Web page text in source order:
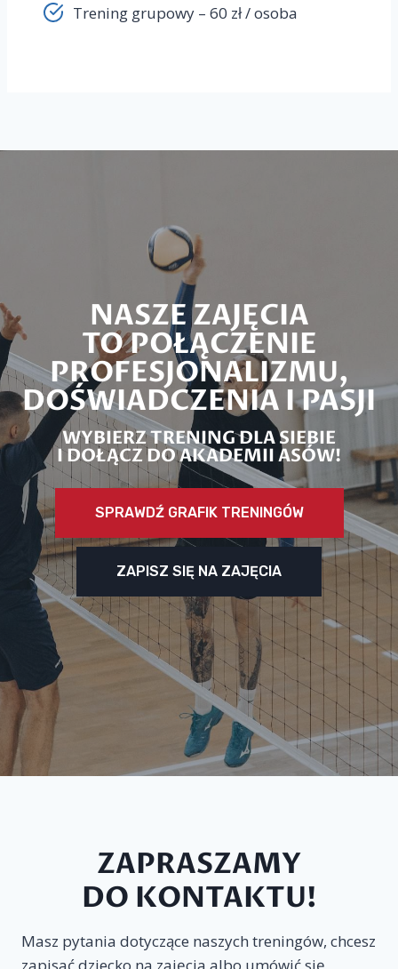
Trening grupowy – 60 zł / osoba
NASZE ZAJĘCIA
TO POŁĄCZENIE
PROFESJONALIZMU,
DOŚWIADCZENIA I PASJI
WYBIERZ TRENING DLA SIEBIE
I DOŁĄCZ DO AKADEMII ASÓW!
SPRAWDŹ GRAFIK TRENINGÓW
ZAPISZ SIĘ NA ZAJĘCIA
ZAPRASZAMY
DO KONTAKTU!
Masz pytania dotyczące naszych treningów, chcesz